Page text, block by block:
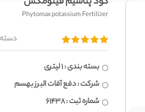
Phytomax potassium Fertilizer
بسته بندی : 1 لیتری
شرکت : دفع آفات البرز بهسم
شماره ثبت : 61438